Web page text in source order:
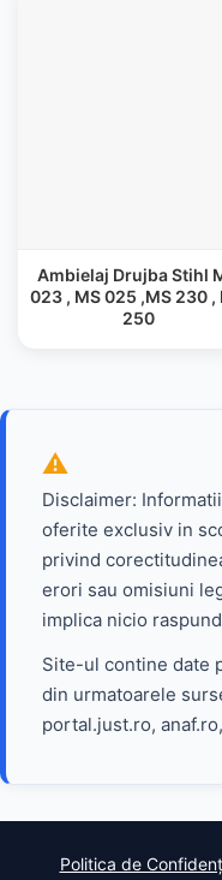
Ambielaj Drujba Stihl
023 , MS 025 ,MS 230 ,
250
Disclaimer:
oferite exclusiv in
privind
erori sau omisiuni
implica nicio
Site-ul contine date
din urmatoarele
portal.just.ro,
Politica de